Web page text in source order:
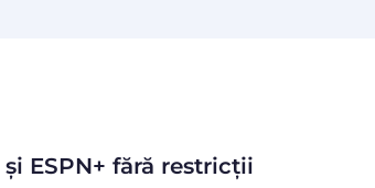
ESPN+ fără restricții